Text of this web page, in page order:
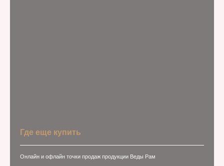
Где еще купить
Онлайн и офлайн точки продаж продукции Веды Рам